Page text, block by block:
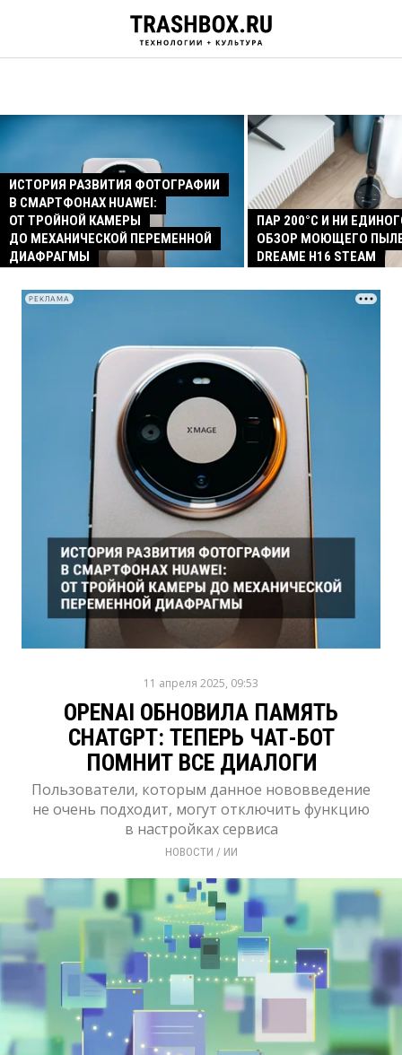
ИСТОРИЯ РАЗВИТИЯ ФОТОГРАФИИ
В СМАРТФОНАХ HUAWEI:
ОТ ТРОЙНОЙ КАМЕРЫ
ДО МЕХАНИЧЕСКОЙ ПЕРЕМЕННОЙ
ДИАФРАГМЫ
ПАР 200°C И НИ
ОБЗОР МОЮЩЕГО
DREAME H16 STEAM
РЕКЛАМА
11 апреля 2025, 09:53
OPENAI ОБНОВИЛА ПАМЯТЬ
CHATGPT: ТЕПЕРЬ ЧАТ-БОТ
ПОМНИТ ВСЕ ДИАЛОГИ
Пользователи, которым данное нововведение
не очень подходит, могут отключить функцию
в настройках сервиса
НОВОСТИ / ИИ